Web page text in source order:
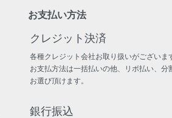
お支払い方法
クレジット決済
各種クレジット会社お取り扱いがございま
お支払方法は一括払いの他、リボ払い、分
お選び頂けます。
銀行振込